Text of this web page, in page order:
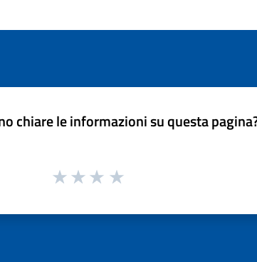
chiare le informazioni su questa